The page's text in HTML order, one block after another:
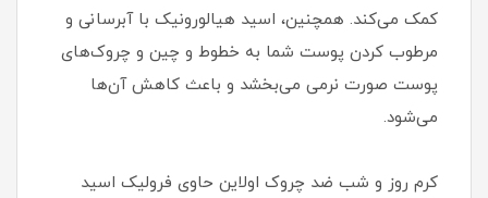
کمک می‌کند. همچنین، اسید هیالورونیک با آبرسانی و
مرطوب کردن پوست شما به خطوط و چین و چروک‌های
پوست صورت نرمی می‌بخشد و باعث کاهش آن‌ها
می‌شود.
کرم روز و شب ضد چروک اولاین حاوی فرولیک اسید